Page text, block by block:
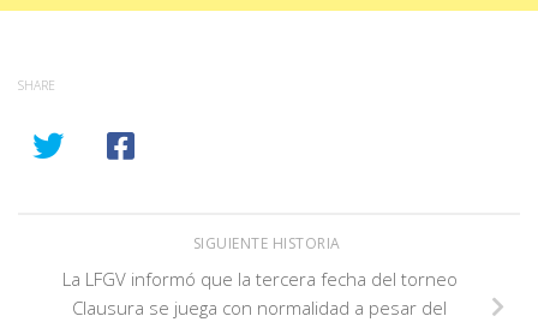
SHARE
SIGUIENTE HISTORIA
La LFGV informó que la tercera fecha del torneo
Clausura se juega con normalidad a pesar del